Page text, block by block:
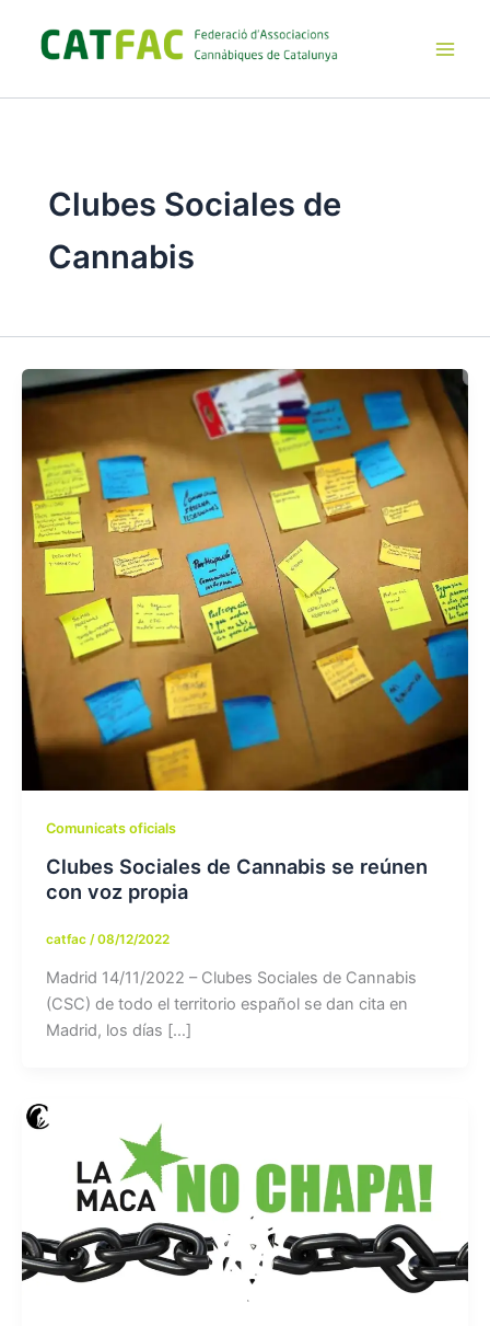
contenido
Clubes Sociales de
Cannabis
Comunicats oficials
Clubes Sociales de Cannabis se reúnen
con voz propia
catfac /08/12/2022
Madrid 14/11/2022 – Clubes Sociales de Cannabis
(CSC) de todo el territorio español se dan cita en
Madrid, los días […]